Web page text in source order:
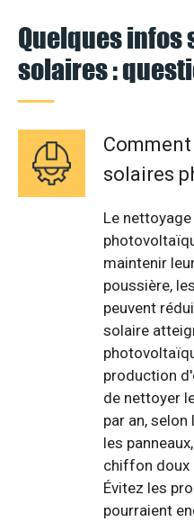
Quelques infos
solaires :
solaires
Le
maintenir
poussière,
peuvent
solaire
production
de nettoyer
par an,
les
chiffon doux
Évitez les
pourraient